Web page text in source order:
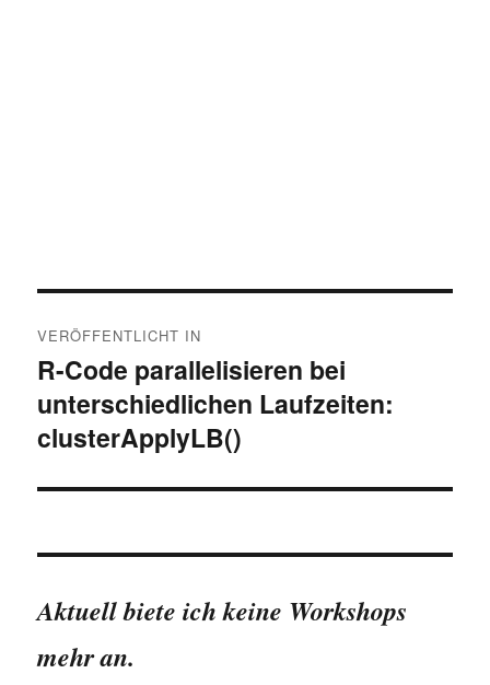
VERÖFFENTLICHT IN
R-Code parallelisieren bei
unterschiedlichen Laufzeiten:
clusterApplyLB()
Aktuell biete ich keine Workshops
mehr an.